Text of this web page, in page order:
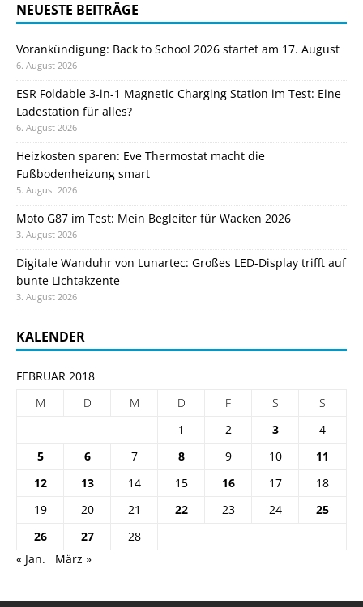
NEUESTE BEITRÄGE
Vorankündigung: Back to School 2026 startet am 17. August
6. August 2026
ESR Foldable 3-in-1 Magnetic Charging Station im Test: Eine
Ladestation für alles?
6. August 2026
Heizkosten sparen: Eve Thermostat macht die
Fußbodenheizung smart
5. August 2026
Moto G87 im Test: Mein Begleiter für Wacken 2026
3. August 2026
Digitale Wanduhr von Lunartec: Großes LED-Display trifft auf
bunte Lichtakzente
3. August 2026
KALENDER
FEBRUAR 2018
M
D M D F S
S
1
2 3
4
5
6 7 8 9 10
11
12
13 14 15 16 17
18
19
20 21 22 23 24
25
26
27
28
« Jan.
März »